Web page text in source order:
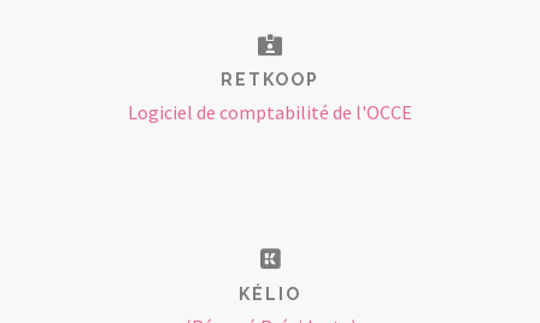
RETKOOP
Logiciel de comptabilité de l'OCCE
KÉLIO